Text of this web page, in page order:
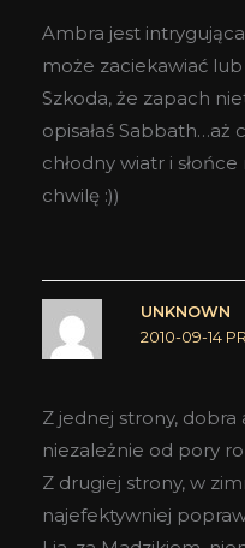
Ambra jest
może zaciekawiać
Szkoda, że zapach
opisałaś Sabbath…aż
chłodny wiatr i
chwilę :))
UNKNOWN
2010-09-14
Z jednej strony, dobra
niezależnie od pory
Z drugiej strony, w
najefektywniej